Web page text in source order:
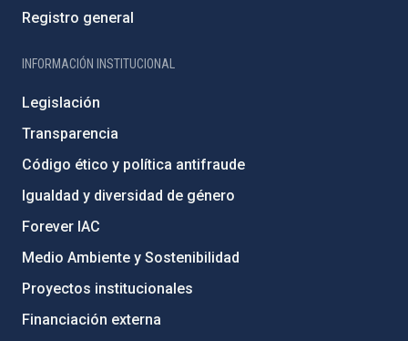
Registro general
INFORMACIÓN INSTITUCIONAL
Legislación
Transparencia
Código ético y política antifraude
Igualdad y diversidad de género
Forever IAC
Medio Ambiente y Sostenibilidad
Proyectos institucionales
Financiación externa